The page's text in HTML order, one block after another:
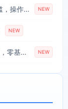
2026年即梦AI拉新项目最新玩法，无任何门槛，操作非常简单，人人都可做，拉新佣金最高13米每单(更新08月07日) NEW
NEW
农村治愈短视频创作课：AI工具搭配剪辑技巧，零基础快速制作高质感田园治愈内容 NEW